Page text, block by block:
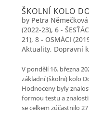
ŠKOLNÍ KOLO
by Petra Němečková
(2022-23), 6 -
21), 8 - OSMÁCI
Aktuality, Dopravní
V pondělí 16. března
základní (školní) kolo
Hodnoceny byly
formou testu a
se celkem zúčastnilo